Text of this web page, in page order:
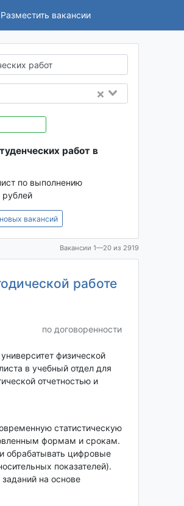
Разместить вакансии
работ в
по выполнению
вакансий
Вакансии 1—20 из 2919
работе
по договоренности
физической
в учебный отдел для
отчетностью и
статистическую
формам и срокам.
обрабатывать цифровые
показателей).
на основе